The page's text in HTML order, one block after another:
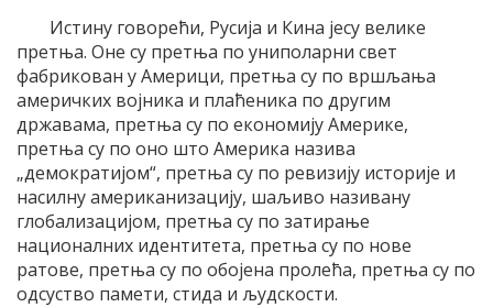
Истину говорећи, Русија и Кина јесу велике
претња. Оне су претња по униполарни свет
фабрикован у Америци, претња су по вршљања
америчких војника и плаћеника по другим
државама, претња су по економију Америке,
претња су по оно што Америка назива
„демократијом“, претња су по ревизију историје и
насилну американизацију, шаљиво називану
глобализацијом, претња су по затирање
националних идентитета, претња су по нове
ратове, претња су по обојена пролећа, претња су по
одсуство памети, стида и људскости.